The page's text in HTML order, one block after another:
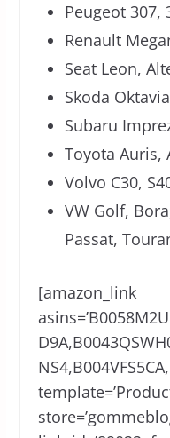
Peugeot 307,
Renault
Seat Leon,
Skoda
Subaru
Toyota Auris,
Volvo C30,
VW Golf,
Passat,
[amazon_link